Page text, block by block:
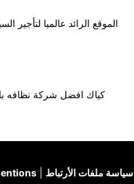
الموقع الرائد عالميا لتأجير
كياك افضل شركة نظافه
سياسة ملفات الأرتباط